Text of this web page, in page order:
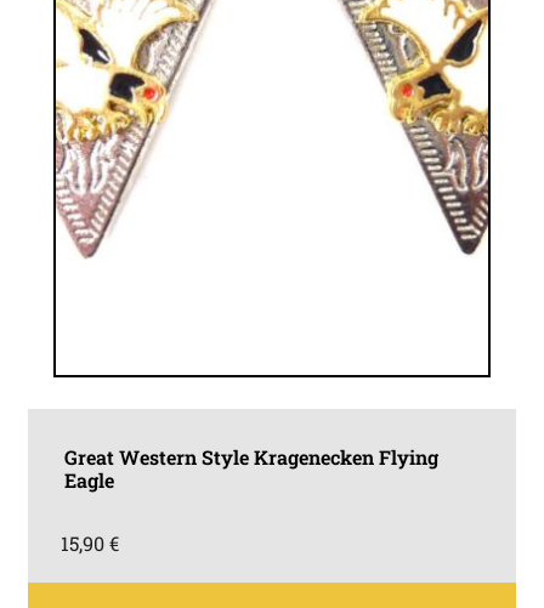
Great Western Style Kragenecken Flying
Eagle
15,90€